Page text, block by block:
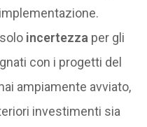
incertezzaper gli
con i progetti del
ampiamente avviato,
investimenti sia